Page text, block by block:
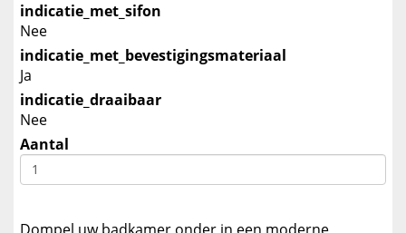
indicatie_met_sifon
Nee
indicatie_met_bevestigingsmateriaal
Ja
indicatie_draaibaar
Nee
Aantal